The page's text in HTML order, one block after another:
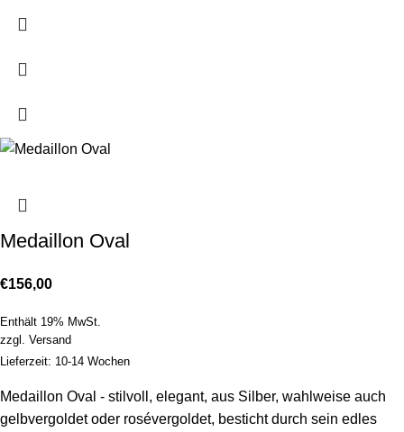
Medaillon Oval
€156,00
Enthält 19% MwSt.
zzgl. Versand
Lieferzeit: 10-14 Wochen
Medaillon Oval - stilvoll, elegant, aus Silber, wahlweise auch
gelbvergoldet oder rosévergoldet, besticht durch sein edles